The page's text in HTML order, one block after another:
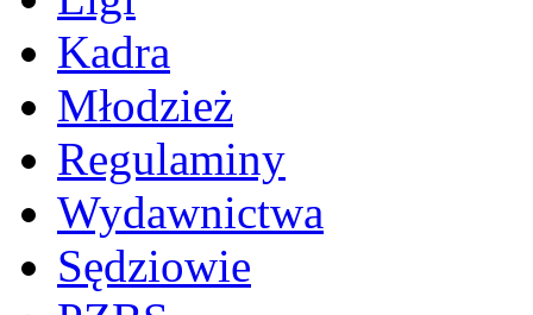
Kadra
Młodzież
Regulaminy
Wydawnictwa
Sędziowie